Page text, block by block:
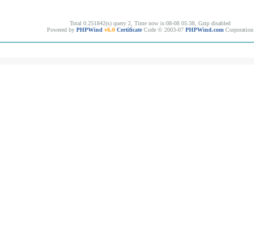
Total 0.251842(s) query 2, Time now is:08-08 05:38, Gzip disabled
Powered by PHPWind v6.0 Certificate Code © 2003-07 PHPWind.com Corporation